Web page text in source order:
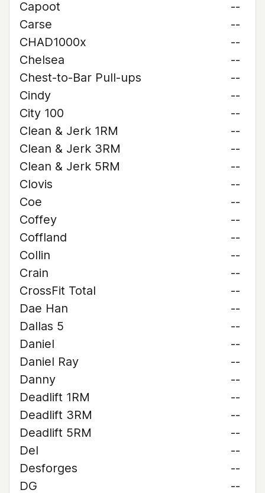
Capoot
--
Carse
--
CHAD1000x
--
Chelsea
--
Chest-to-Bar Pull-ups
--
Cindy
--
City 100
--
Clean & Jerk 1RM
--
Clean & Jerk 3RM
--
Clean & Jerk 5RM
--
Clovis
--
Coe
--
Coffey
--
Coffland
--
Collin
--
Crain
--
CrossFit Total
--
Dae Han
--
Dallas 5
--
Daniel
--
Daniel Ray
--
Danny
--
Deadlift 1RM
--
Deadlift 3RM
--
Deadlift 5RM
--
Del
--
Desforges
--
DG
--